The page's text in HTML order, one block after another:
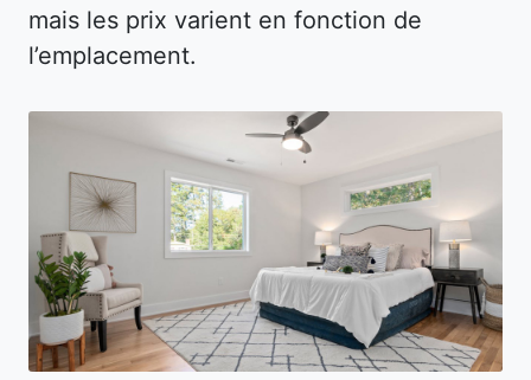
mais les prix varient en fonction de
l’emplacement.